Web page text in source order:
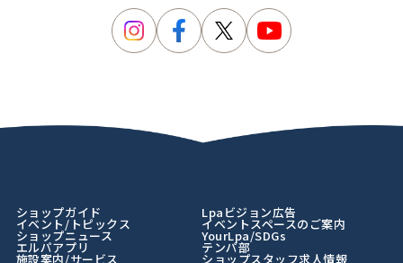
ショップガイド Lpaビジョン広告
イベント/トピックス イベントスペースのご案内
ショップニュース YourLpa/SDGs
エルパアプリ テンパ部
施設案内/サービス ショップスタッフ求人情報